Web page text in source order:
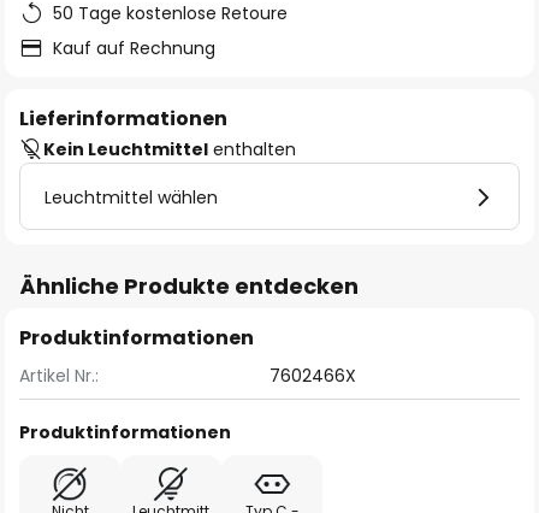
50 Tage kostenlose Retoure
Kauf auf Rechnung
Lieferinformationen
Kein Leuchtmittel enthalten
Leuchtmittel wählen
Ähnliche Produkte entdecken
Produktinformationen
Artikel Nr.: 7602466X
Produktinformationen